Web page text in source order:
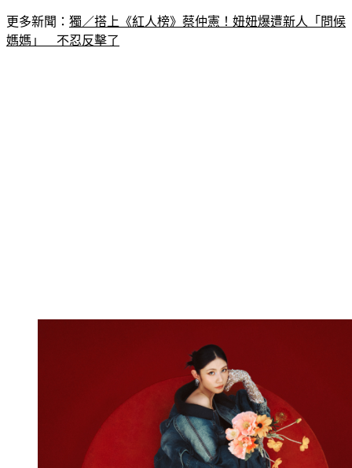
更多新聞： 獨／搭上《紅人榜》蔡仲憲！妞妞爆遭新人「問候
媽媽」　不忍反擊了